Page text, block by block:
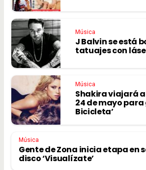
Música
J Balvin se está
tatuajes con
Música
Shakira viajará
24 de mayo para
Bicicleta’
Música
Gente de Zona inicia etapa en
disco ‘Visualízate’